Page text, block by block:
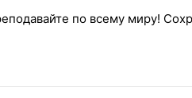
по всему миру!